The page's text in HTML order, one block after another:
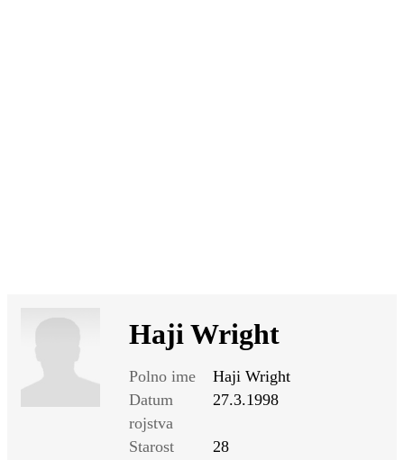
Haji Wright
Polno ime
Haji Wright
Datum
rojstva
27.3.1998
Starost
28